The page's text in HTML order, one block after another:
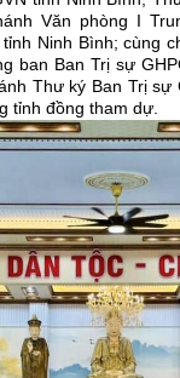
Văn phòng I
Ninh Bình; cùng
ban Ban Trị sự
Thư ký Ban Trị
tỉnh đồng tham dự.